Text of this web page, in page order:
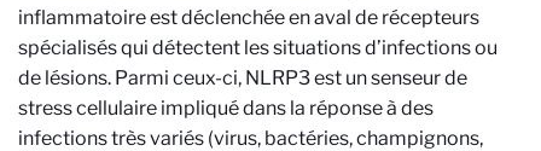
inflammatoire est déclenchée en aval de récepteurs
spécialisés qui détectent les situations d’infections ou
de lésions. Parmi ceux-ci, NLRP3 est un senseur de
stress cellulaire impliqué dans la réponse à des
infections très variés (virus, bactéries, champignons,